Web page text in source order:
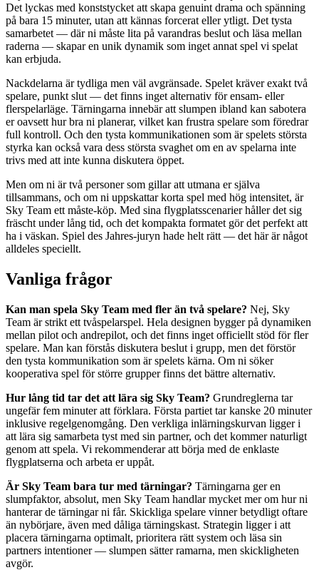
Det lyckas med konststycket att skapa genuint drama och spänning
på bara 15 minuter, utan att kännas forcerat eller ytligt. Det tysta
samarbetet — där ni måste lita på varandras beslut och läsa mellan
raderna — skapar en unik dynamik som inget annat spel vi spelat
kan erbjuda.
Nackdelarna är tydliga men väl avgränsade. Spelet kräver exakt två
spelare, punkt slut — det finns inget alternativ för ensam- eller
flerspelarläge. Tärningarna innebär att slumpen ibland kan sabotera
er oavsett hur bra ni planerar, vilket kan frustra spelare som föredrar
full kontroll. Och den tysta kommunikationen som är spelets största
styrka kan också vara dess största svaghet om en av spelarna inte
trivs med att inte kunna diskutera öppet.
Men om ni är två personer som gillar att utmana er själva
tillsammans, och om ni uppskattar korta spel med hög intensitet, är
Sky Team ett måste-köp. Med sina flygplatsscenarier håller det sig
fräscht under lång tid, och det kompakta formatet gör det perfekt att
ha i väskan. Spiel des Jahres-juryn hade helt rätt — det här är något
alldeles speciellt.
Vanliga frågor
Kan man spela Sky Team med fler än två spelare? Nej, Sky
Team är strikt ett tvåspelarspel. Hela designen bygger på dynamiken
mellan pilot och andrepilot, och det finns inget officiellt stöd för fler
spelare. Man kan förstås diskutera beslut i grupp, men det förstör
den tysta kommunikation som är spelets kärna. Om ni söker
kooperativa spel för större grupper finns det bättre alternativ.
Hur lång tid tar det att lära sig Sky Team? Grundreglerna tar
ungefär fem minuter att förklara. Första partiet tar kanske 20 minuter
inklusive regelgenomgång. Den verkliga inlärningskurvan ligger i
att lära sig samarbeta tyst med sin partner, och det kommer naturligt
genom att spela. Vi rekommenderar att börja med de enklaste
flygplatserna och arbeta er uppåt.
Är Sky Team bara tur med tärningar? Tärningarna ger en
slumpfaktor, absolut, men Sky Team handlar mycket mer om hur ni
hanterar de tärningar ni får. Skickliga spelare vinner betydligt oftare
än nybörjare, även med dåliga tärningskast. Strategin ligger i att
placera tärningarna optimalt, prioritera rätt system och läsa sin
partners intentioner — slumpen sätter ramarna, men skickligheten
avgör.